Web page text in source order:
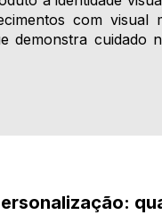
com
demonstra